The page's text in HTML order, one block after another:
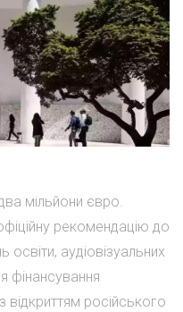
мільйони євро.
рекомендацію до
аудіовізуальних
фінансування
відкриттям російського